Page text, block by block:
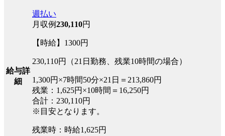
給与詳
細
週払い
月収例230,110円
【時給】1300円
230,110円（21日勤務、残業10時間の場合）
1,300円×7時間50分×21日＝213,860円
残業：1,625円×10時間＝16,250円
合計：230,110円
※目安となります。
残業時：時給1,625円